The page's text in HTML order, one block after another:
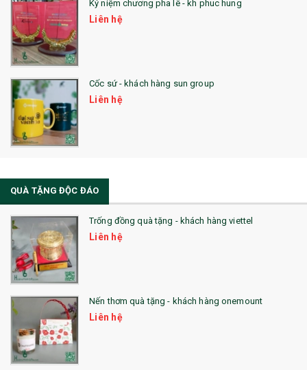
Kỷ niệm chương pha lê - kh phuc hung
Liên hệ
Cốc sứ - khách hàng sun group
Liên hệ
QUÀ TẶNG ĐỘC ĐÁO
Trống đồng quà tặng - khách hàng viettel
Liên hệ
Nến thơm quà tặng - khách hàng onemount
Liên hệ